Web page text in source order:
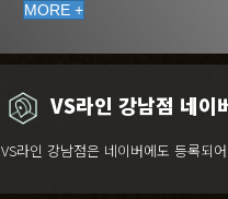
MORE +
VS라인 강남점 네이
VS라인 강남점은 네이버에도 등록되